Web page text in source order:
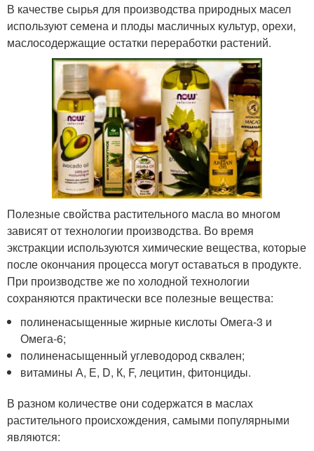
В качестве сырья для производства природных масел
используют семена и плоды масличных культур, орехи,
маслосодержащие остатки переработки растений.
Полезные свойства растительного масла во многом
зависят от технологии производства. Во время
экстракции используются химические вещества, которые
после окончания процесса могут оставаться в продукте.
При производстве же по холодной технологии
сохраняются практически все полезные вещества:
полиненасыщенные жирные кислоты Омега-3 и
Омега-6;
полиненасыщенный углеводород сквален;
витамины А, Е, D, К, F, лецитин, фитонциды.
В разном количестве они содержатся в маслах
растительного происхождения, самыми популярными
являются: